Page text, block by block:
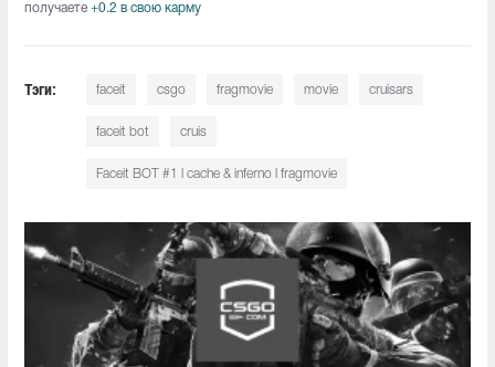
получаете +0.2 в свою карму
Тэги: faceit csgo fragmovie movie cruisars
faceit bot cruis
Faceit BOT #1 l cache & inferno l fragmovie